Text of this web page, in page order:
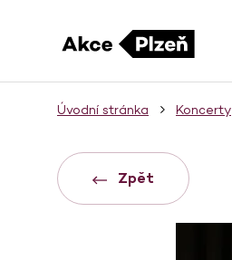
Úvodní stránka Koncerty
Zpět